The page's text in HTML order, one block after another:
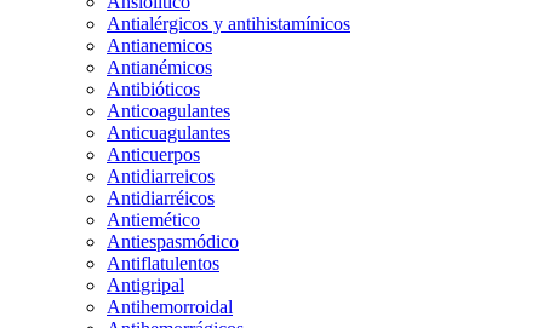
Antialérgicos y antihistamínicos
Antianemicos
Antianémicos
Antibióticos
Anticoagulantes
Anticuagulantes
Anticuerpos
Antidiarreicos
Antidiarréicos
Antiemético
Antiespasmódico
Antiflatulentos
Antigripal
Antihemorroidal